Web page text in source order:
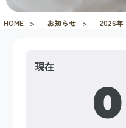
HOME お知らせ 2026年